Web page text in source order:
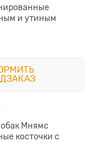
и утиным
Мнямс
косточки с